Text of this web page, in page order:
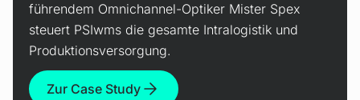
führendem Omnichannel-Optiker Mister Spex
steuert PSIwms die gesamte Intra­logistik und
Produktionsversorgung.
Zur Case Study